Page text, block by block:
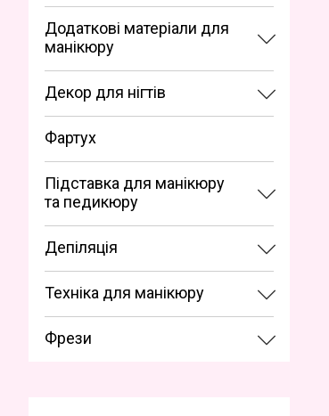
Додаткові матеріали для
манікюру
Декор для нігтів
Фартух
Підставка для манікюру
та педикюру
Депіляція
Техніка для манікюру
Фрези